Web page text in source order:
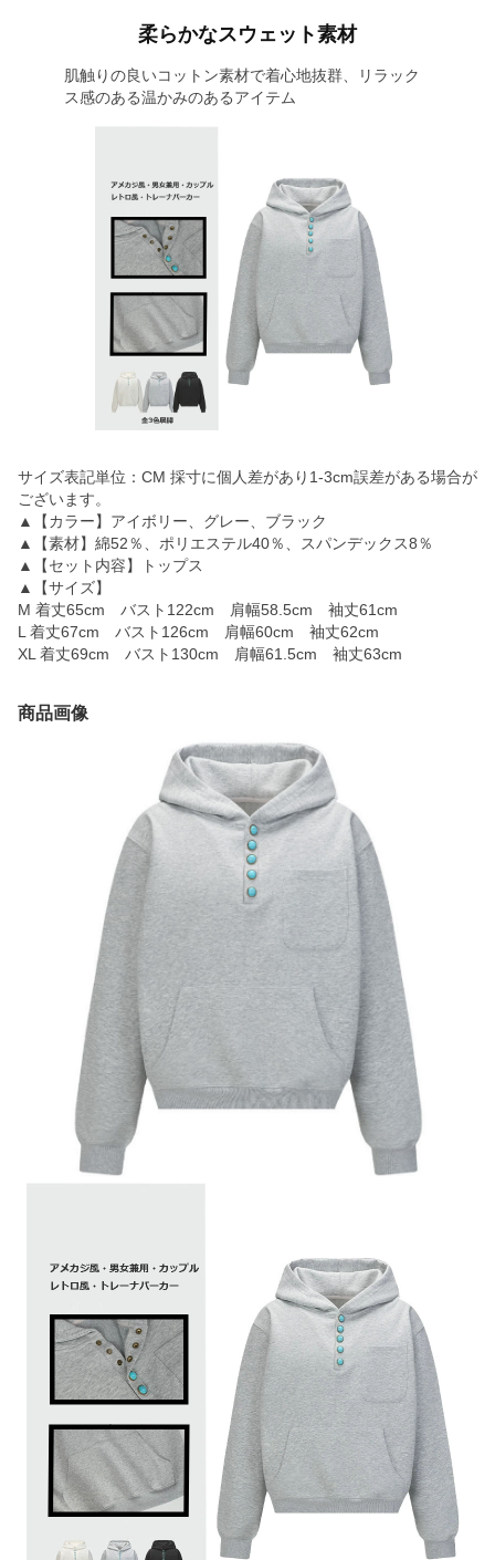
柔らかなスウェット素材
肌触りの良いコットン素材で着心地抜群、リラック
ス感のある温かみのあるアイテム
サイズ表記単位：CM 採寸に個人差があり1-3cm誤差がある場合が
ございます。
▲【カラー】アイボリー、グレー、ブラック
▲【素材】綿52％、ポリエステル40％、スパンデックス8％
▲【セット内容】トップス
▲【サイズ】
M 着丈65cm バスト122cm 肩幅58.5cm 袖丈61cm
L 着丈67cm バスト126cm 肩幅60cm 袖丈62cm
XL 着丈69cm バスト130cm 肩幅61.5cm 袖丈63cm
商品画像